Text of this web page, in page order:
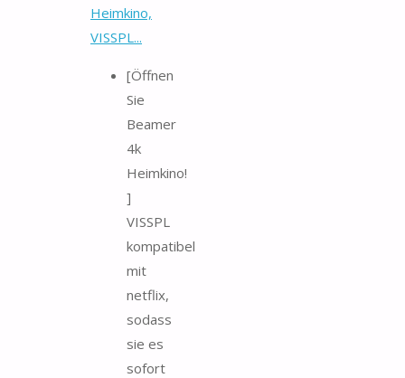
Heimkino,
VISSPL...
[Öffnen
Sie
Beamer
4k
Heimkino!
]
VISSPL
kompatibel
mit
netflix,
sodass
sie es
sofort